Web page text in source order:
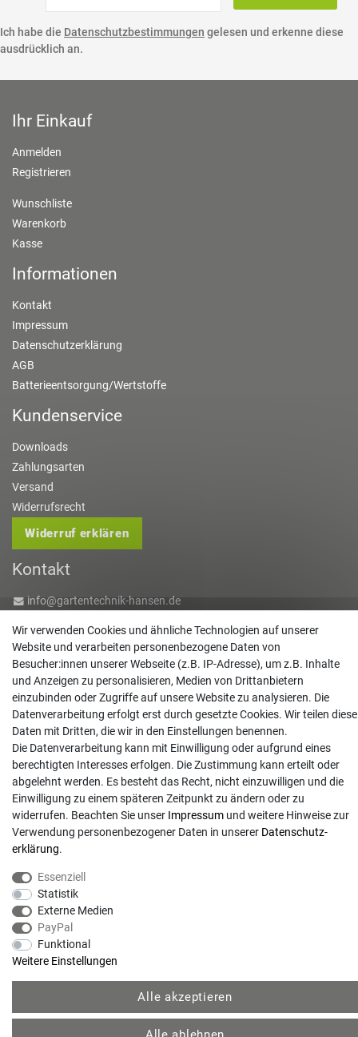
Ich habe die Datenschutzbestimmungen gelesen und erkenne diese
ausdrücklich an.
Ihr Einkauf
Anmelden
Registrieren
Wunschliste
Warenkorb
Kasse
Informationen
Kontakt
Impressum
Datenschutzerklärung
AGB
Batterieentsorgung/Wertstoffe
Kundenservice
Downloads
Zahlungsarten
Versand
Widerrufsrecht
Widerruf erklären
Kontakt
info@gartentechnik-hansen.de
Mo. - Do. 08:00 - 17:00 | Fr. 8:00 - 15:00
Anrufe aus dem dt. Festnetz zum Ortstarif, Preise aus dem Mobilfunknetz ggf.
abweichend (abhängig vom Provider).
© Copyright 2026 | Alle Rechte vorbehalten. - Gartentechnik Hansen | Realisation
Wir verwenden Cookies und ähnliche Technologien auf unserer
Website und verarbeiten personenbezogene Daten von
Besucher:innen unserer Webseite (z.B. IP-Adresse), um z.B. Inhalte
und Anzeigen zu personalisieren, Medien von Drittanbietern
einzubinden oder Zugriffe auf unsere Website zu analysieren. Die
Datenverarbeitung erfolgt erst durch gesetzte Cookies. Wir teilen diese
Daten mit Dritten, die wir in den Einstellungen benennen.
Die Datenverarbeitung kann mit Einwilligung oder aufgrund eines
berechtigten Interesses erfolgen. Die Zustimmung kann erteilt oder
abgelehnt werden. Es besteht das Recht, nicht einzuwilligen und die
Einwilligung zu einem späteren Zeitpunkt zu ändern oder zu
widerrufen. Beachten Sie unser Impressum und weitere Hinweise zur
Verwendung personenbezogener Daten in unserer Daten­schutz­
erklärung.
Essenziell
Statistik
Externe Medien
PayPal
Funktional
Weitere Einstellungen
Alle akzeptieren